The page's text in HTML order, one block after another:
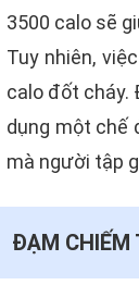
3500 calo sẽ
Tuy nhiên,
calo đốt cháy.
dụng một chế
mà người tập
ĐẠM CHIẾM